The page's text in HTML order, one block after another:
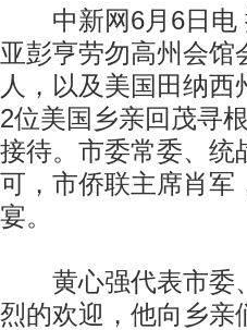
中新网6月6日电
亚彭亨劳勿高州会馆
人，以及美国田纳
2位美国乡亲回茂寻
接待。市委常委、统
可，市侨联主席肖军
宴。
黄心强代表市委、
烈的欢迎，他向乡亲